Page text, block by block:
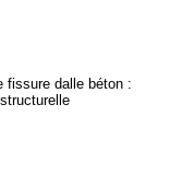
fissure dalle béton :